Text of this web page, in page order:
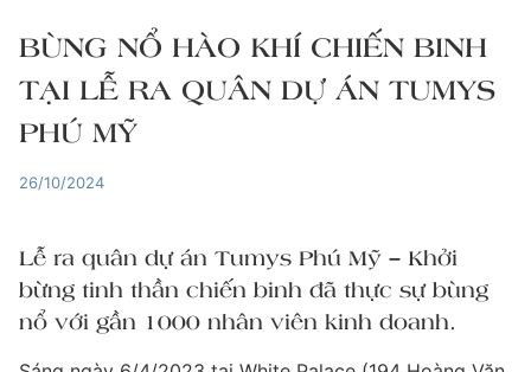
BÙNG NỔ HÀO KHÍ CHIẾN BINH
TẠI LỄ RA QUÂN DỰ ÁN TUMYS
PHÚ MỸ
26/10/2024
Lễ ra quân dự án Tumys Phú Mỹ – Khởi
bừng tinh thần chiến binh đã thực sự bùng
nổ với gần 1000 nhân viên kinh doanh.